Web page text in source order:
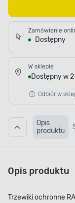
Zamówienie
Dostępny
W sklepie
Dostępny w
Odbiór w
Opis
produktu
Opis produktu
Trzewiki ochronne